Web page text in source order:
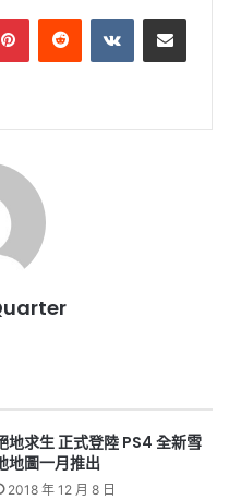
PinterestReddit VKontakteShare via Email
地求生 正式登陸 PS4 全新雪
地圖一月推出
2018 年 12 月 8 日